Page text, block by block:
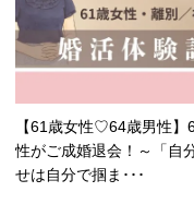
【61歳女性♡64歳男性】
性がご成婚退会！～「自
せは自分で掴ま･･･